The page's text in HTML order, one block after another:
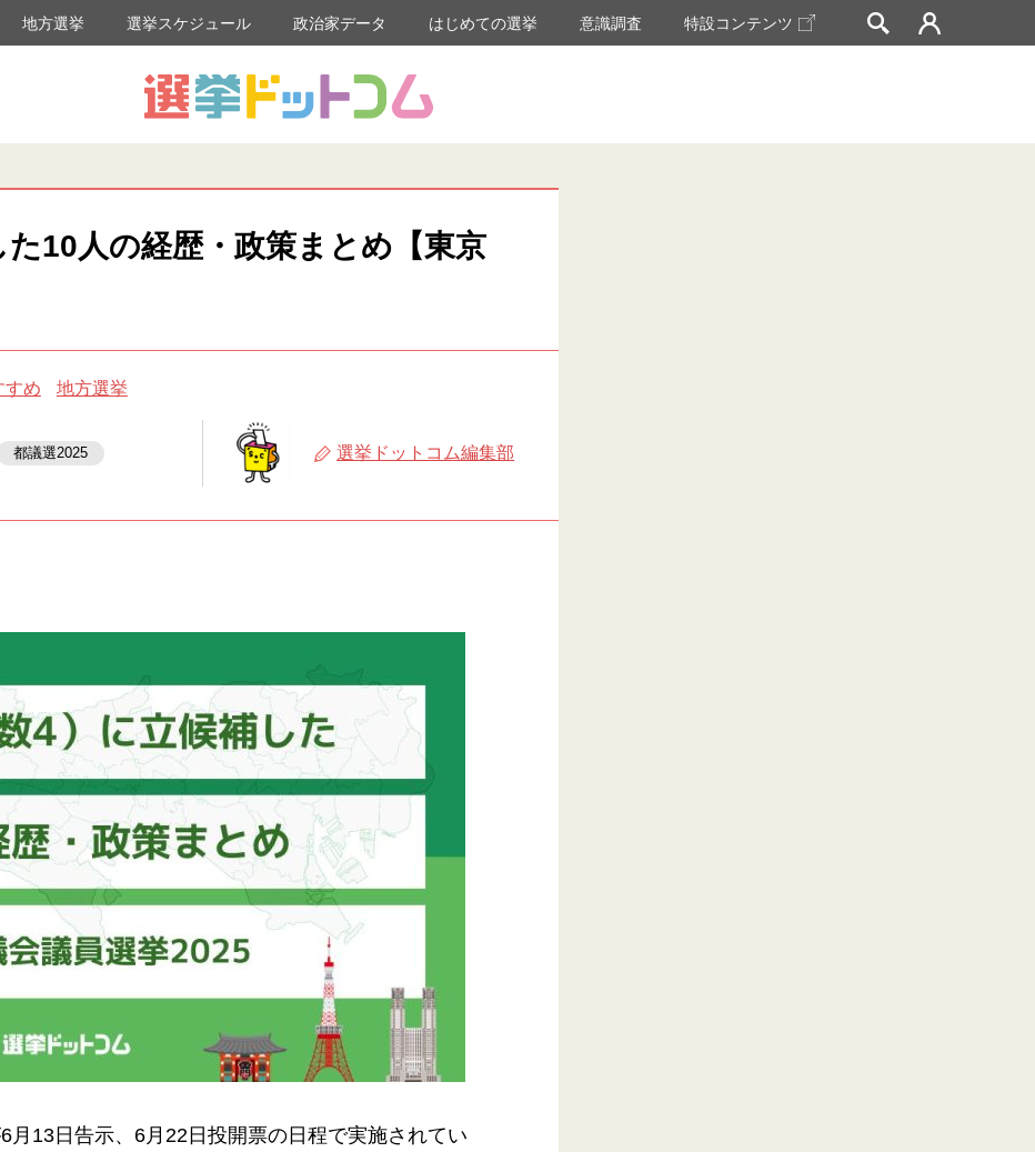
地方選挙 選挙スケジュール 政治家データ はじめての選挙 意識調査 特設コンテンツ
10人の経歴・政策まとめ【東京
すめ 地方選挙
都議選2025 選挙ドットコム編集部
月13日告示、6月22日投開票の日程で実施されてい